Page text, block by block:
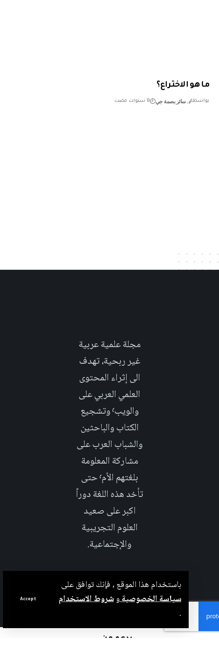
باستخدام هذا الموقع ، فإنك توافق على
سياسة الخصوصيةوشروط الاستخدام
الاختراع؟
د. سائر بصمة جي 8 سنوات مضت
مجلة علمية عربية
غير ربحية، تهدف
الى إثراء المحتوى
العلمي العربي على
والويب٬ وتشجيع
الكتاب والباحثين
والشباب العرب على
مشاركة المعلومة
بلغتهم الأم٬ حتى
تأخد هذه اللغة دوراً
اكبر على صعيد
العلوم التجريبية
والإجتماعية.
بدعم من